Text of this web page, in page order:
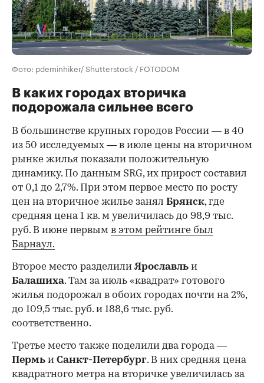
Фото: pdeminhiker/ Shutterstock / FOTODOM
В каких городах вторичка
подорожала сильнее всего
В большинстве крупных городов России — в 40
из 50 исследуемых — в июле цены на вторичном
рынке жилья показали положительную
динамику. По данным SRG, их прирост составил
от 0,1 до 2,7%. При этом первое место по росту
цен на вторичное жилье занял Брянск, где
средняя цена 1 кв. м увеличилась до 98,9 тыс.
руб. В июне первым в этом рейтинге был
Барнаул.
Второе место разделилиЯрославль и
Балашиха. Там за июль «квадрат» готового
жилья подорожал в обоих городах почти на 2%,
до 109,5 тыс. руб. и 188,6 тыс. руб.
соответственно.
Третье место также поделили два города —
Пермь и Санкт-Петербург. В них средняя цена
квадратного метра на вторичке увеличилась за